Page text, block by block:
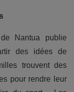
Nantua publie
des idées de
trouvent des
pour rendre leur